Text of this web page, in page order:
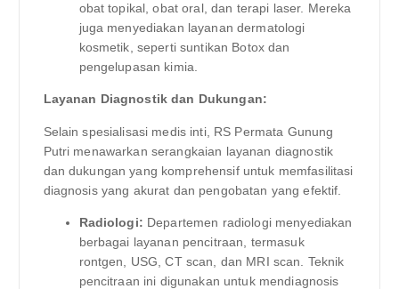
obat topikal, obat oral, dan terapi laser. Mereka
juga menyediakan layanan dermatologi
kosmetik, seperti suntikan Botox dan
pengelupasan kimia.
Layanan Diagnostik dan Dukungan:
Selain spesialisasi medis inti, RS Permata Gunung
Putri menawarkan serangkaian layanan diagnostik
dan dukungan yang komprehensif untuk memfasilitasi
diagnosis yang akurat dan pengobatan yang efektif.
Radiologi: Departemen radiologi menyediakan
berbagai layanan pencitraan, termasuk
rontgen, USG, CT scan, dan MRI scan. Teknik
pencitraan ini digunakan untuk mendiagnosis